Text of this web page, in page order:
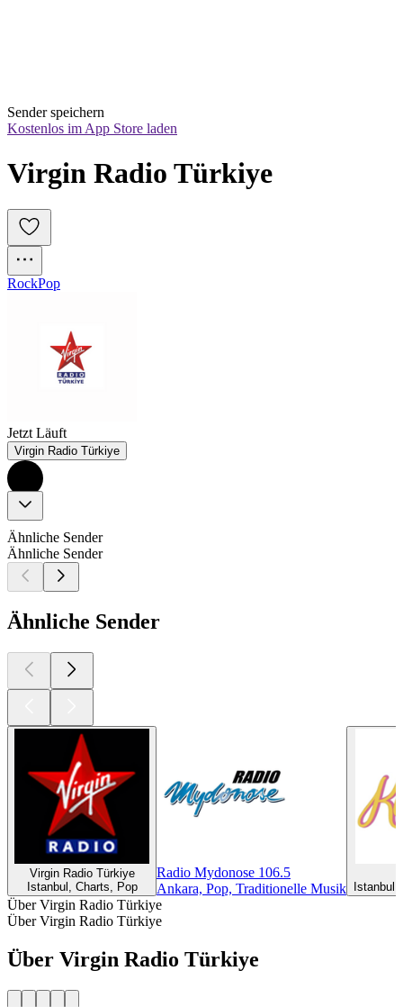
Sender speichern
Kostenlos im App Store laden
Virgin Radio Türkiye
RockPop
Jetzt Läuft
Virgin Radio Türkiye
Ähnliche Sender
Ähnliche Sender
Ähnliche Sender
Virgin Radio Türkiye
Istanbul, Charts, Pop
Radio Mydonose 106.5
Ankara, Pop, Traditionelle Musik
Über Virgin Radio Türkiye
Über Virgin Radio Türkiye
Über Virgin Radio Türkiye